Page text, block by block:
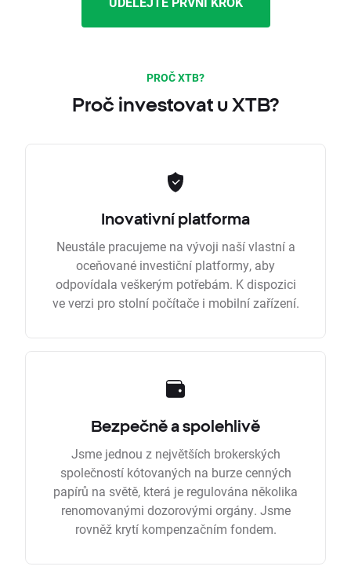
PROČ XTB?
Proč investovat u XTB?
Inovativní platforma
Neustále pracujeme na vývoji naší vlastní a
oceňované investiční platformy, aby
odpovídala veškerým potřebám. K dispozici
ve verzi pro stolní počítače i mobilní zařízení.
Bezpečně a spolehlivě
Jsme jednou z největších brokerských
společností kótovaných na burze cenných
papírů na světě, která je regulována několika
renomovanými dozorovými orgány. Jsme
rovněž krytí kompenzačním fondem.